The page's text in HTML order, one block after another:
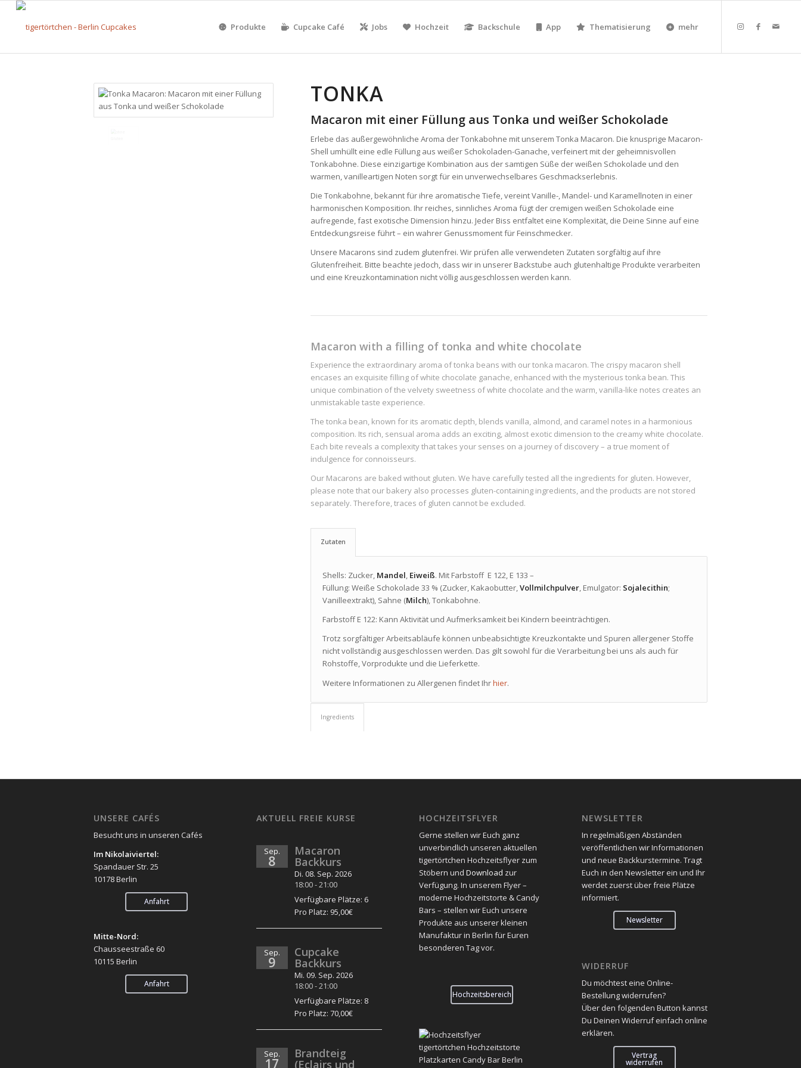
Produkte Cupcake Café Jobs Hochzeit Backschule App Thematisierung mehr
TONKA
Macaron mit einer Füllung aus Tonka und weißer Schokolade
Erlebe das außergewöhnliche Aroma der Tonkabohne mit unserem Tonka Macaron. Die knusprige Macaron-
Shell umhüllt eine edle Füllung aus weißer Schokoladen-Ganache, verfeinert mit der geheimnisvollen
Tonkabohne. Diese einzigartige Kombination aus der samtigen Süße der weißen Schokolade und den
warmen, vanilleartigen Noten sorgt für ein unverwechselbares Geschmackserlebnis.
Die Tonkabohne, bekannt für ihre aromatische Tiefe, vereint Vanille-, Mandel- und Karamellnoten in einer
harmonischen Komposition. Ihr reiches, sinnliches Aroma fügt der cremigen weißen Schokolade eine
aufregende, fast exotische Dimension hinzu. Jeder Biss entfaltet eine Komplexität, die Deine Sinne auf eine
Entdeckungsreise führt – ein wahrer Genussmoment für Feinschmecker.
Unsere Macarons sind zudem glutenfrei. Wir prüfen alle verwendeten Zutaten sorgfältig auf ihre
Glutenfreiheit. Bitte beachte jedoch, dass wir in unserer Backstube auch glutenhaltige Produkte verarbeiten
und eine Kreuzkontamination nicht völlig ausgeschlossen werden kann.
Macaron with a filling of tonka and white chocolate
Experience the extraordinary aroma of tonka beans with our tonka macaron. The crispy macaron shell
encases an exquisite filling of white chocolate ganache, enhanced with the mysterious tonka bean. This
unique combination of the velvety sweetness of white chocolate and the warm, vanilla-like notes creates an
unmistakable taste experience.
The tonka bean, known for its aromatic depth, blends vanilla, almond, and caramel notes in a harmonious
composition. Its rich, sensual aroma adds an exciting, almost exotic dimension to the creamy white chocolate.
Each bite reveals a complexity that takes your senses on a journey of discovery – a true moment of
indulgence for connoisseurs.
Our Macarons are baked without gluten. We have carefully tested all the ingredients for gluten. However,
please note that our bakery also processes gluten-containing ingredients, and the products are not stored
separately. Therefore, traces of gluten cannot be excluded.
Zutaten
Shells: Zucker, Mandel, Eiweiß. Mit Farbstoff E 122, E 133 –
Füllung: Weiße Schokolade 33 % (Zucker, Kakaobutter,Vollmilchpulver, Emulgator: Sojalecithin;
Vanilleextrakt), Sahne (Milch), Tonkabohne.
Farbstoff E 122: Kann Aktivität und Aufmerksamkeit bei Kindern beeinträchtigen.
Trotz sorgfältiger Arbeitsabläufe können unbeabsichtigte Kreuzkontakte und Spuren allergener Stoffe
nicht vollständig ausgeschlossen werden. Das gilt sowohl für die Verarbeitung bei uns als auch für
Rohstoffe, Vorprodukte und die Lieferkette.
Weitere Informationen zu Allergenen findet Ihrhier.
Ingredients
UNSERE CAFÉS
Besucht uns in unseren Cafés
Im Nikolaiviertel:
Spandauer Str. 25
10178 Berlin
Anfahrt
Mitte-Nord:
Chausseestraße 60
10115 Berlin
Anfahrt
AKTUELL FREIE KURSE
Sep.
8
Macaron
Backkurs
Di. 08. Sep. 2026
18:00-21:00
Verfügbare Plätze: 6
Pro Platz: 95,00€
Sep.
9
Cupcake
Backkurs
Mi. 09. Sep. 2026
18:00-21:00
Verfügbare Plätze: 8
Pro Platz: 70,00€
Sep.
17
Brandteig
(Eclairs und
HOCHZEITSFLYER
Gerne stellen wir Euch ganz
unverbindlich unseren aktuellen
tigertörtchen Hochzeitsflyer zum
Stöbern und Download zur
Verfügung. In unserem Flyer –
moderne Hochzeitstorte & Candy
Bars – stellen wir Euch unsere
Produkte aus unserer kleinen
Manufaktur in Berlin für Euren
besonderen Tag vor.
Hochzeitsbereich
NEWSLETTER
In regelmäßigen Abständen
veröffentlichen wir Informationen
und neue Backkurstermine. Tragt
Euch in den Newsletter ein und Ihr
werdet zuerst über freie Plätze
informiert.
Newsletter
WIDERRUF
Du möchtest eine Online-
Bestellung widerrufen?
Über den folgenden Button kannst
Du Deinen Widerruf einfach online
erklären.
Vertrag
widerrufen